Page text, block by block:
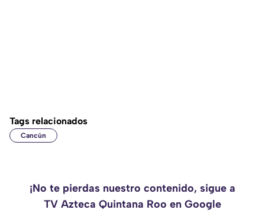
Tags relacionados
Cancún
¡No te pierdas nuestro contenido, sigue a
TV Azteca Quintana Roo en Google